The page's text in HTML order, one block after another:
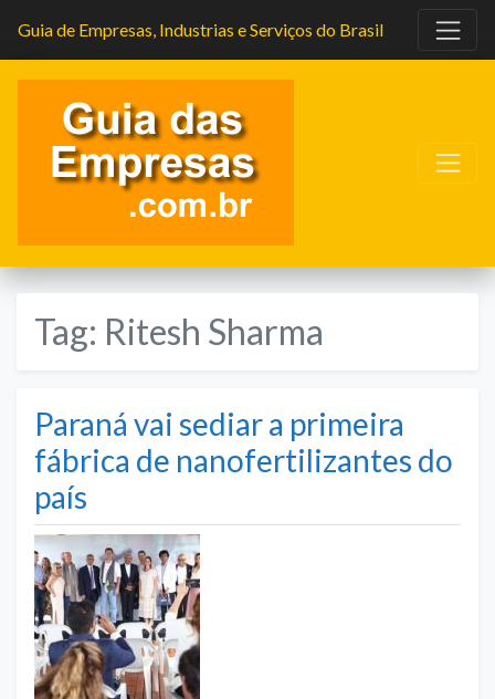
Guia de Empresas, Industrias e Serviços do Brasil
Tag: Ritesh Sharma
Paraná vai sediar a primeira
fábrica de nanofertilizantes do
país